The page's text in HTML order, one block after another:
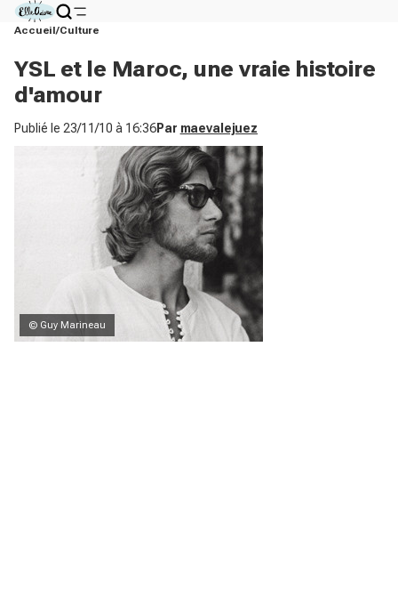
Accueil Culture
YSL et le Maroc, une vraie histoire
d'amour
Publié le 23/11/10 à 16:36Par maevalejuez
© Guy Marineau